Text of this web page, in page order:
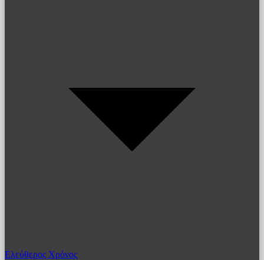
Ελεύθερος Χρόνος